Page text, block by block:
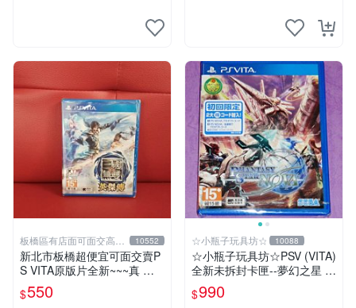
板橋區有店面可面交高價
回收電玩
10552
新北市板橋超便宜可面交賣P
S VITA原版片全新~~~真 三
國無雙 英傑傳 中文版~~~下
標就賣不用等
$550
☆小瓶子玩具坊☆ 10088
☆小瓶子玩具坊☆PSV (VITA)
全新未拆封卡匣--夢幻之星 N
OVA (亞版日文版)
$990